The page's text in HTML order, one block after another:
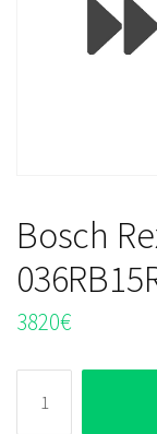
Bosch
3820€
Bosch